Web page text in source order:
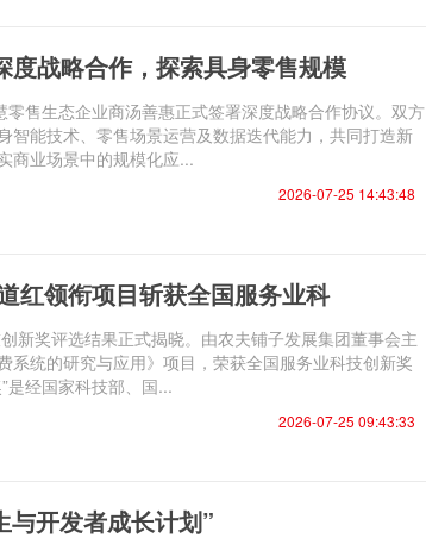
战略合作，探索具身零售规模
售生态企业商汤善惠正式签署深度战略合作协议。双方
智能技术、零售场景运营及数据迭代能力，共同打造新
商业场景中的规模化应...
2026-07-25 14:43:48
领衔项目斩获全国服务业科
新奖评选结果正式揭晓。由农夫铺子发展集团董事会主
系统的研究与应用》项目，荣获全国服务业科技创新奖
是经国家科技部、国...
2026-07-25 09:43:33
开发者成长计划”